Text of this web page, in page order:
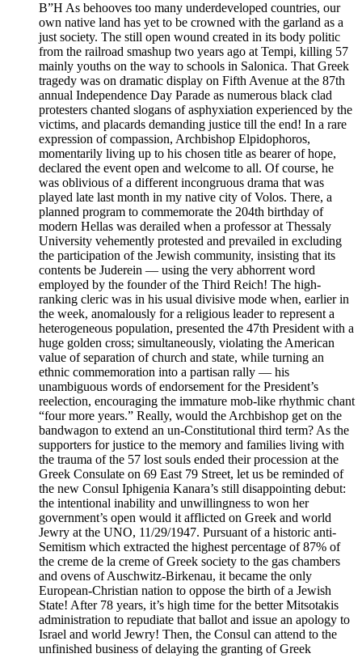
B”H As behooves too many underdeveloped countries, our
own native land has yet to be crowned with the garland as a
just society. The still open wound created in its body politic
from the railroad smashup two years ago at Tempi, killing 57
mainly youths on the way to schools in Salonica. That Greek
tragedy was on dramatic display on Fifth Avenue at the 87th
annual Independence Day Parade as numerous black clad
protesters chanted slogans of asphyxiation experienced by the
victims, and placards demanding justice till the end! In a rare
expression of compassion, Archbishop Elpidophoros,
momentarily living up to his chosen title as bearer of hope,
declared the event open and welcome to all. Of course, he
was oblivious of a different incongruous drama that was
played late last month in my native city of Volos. There, a
planned program to commemorate the 204th birthday of
modern Hellas was derailed when a professor at Thessaly
University vehemently protested and prevailed in excluding
the participation of the Jewish community, insisting that its
contents be Juderein — using the very abhorrent word
employed by the founder of the Third Reich! The high-
ranking cleric was in his usual divisive mode when, earlier in
the week, anomalously for a religious leader to represent a
heterogeneous population, presented the 47th President with a
huge golden cross; simultaneously, violating the American
value of separation of church and state, while turning an
ethnic commemoration into a partisan rally — his
unambiguous words of endorsement for the President’s
reelection, encouraging the immature mob-like rhythmic chant
“four more years.” Really, would the Archbishop get on the
bandwagon to extend an un-Constitutional third term? As the
supporters for justice to the memory and families living with
the trauma of the 57 lost souls ended their procession at the
Greek Consulate on 69 East 79 Street, let us be reminded of
the new Consul Iphigenia Kanara’s still disappointing debut:
the intentional inability and unwillingness to won her
government’s open would it afflicted on Greek and world
Jewry at the UNO, 11/29/1947. Pursuant of a historic anti-
Semitism which extracted the highest percentage of 87% of
the creme de la creme of Greek society to the gas chambers
and ovens of Auschwitz-Birkenau, it became the only
European-Christian nation to oppose the birth of a Jewish
State! After 78 years, it’s high time for the better Mitsotakis
administration to repudiate that ballot and issue an apology to
Israel and world Jewry! Then, the Consul can attend to the
unfinished business of delaying the granting of Greek